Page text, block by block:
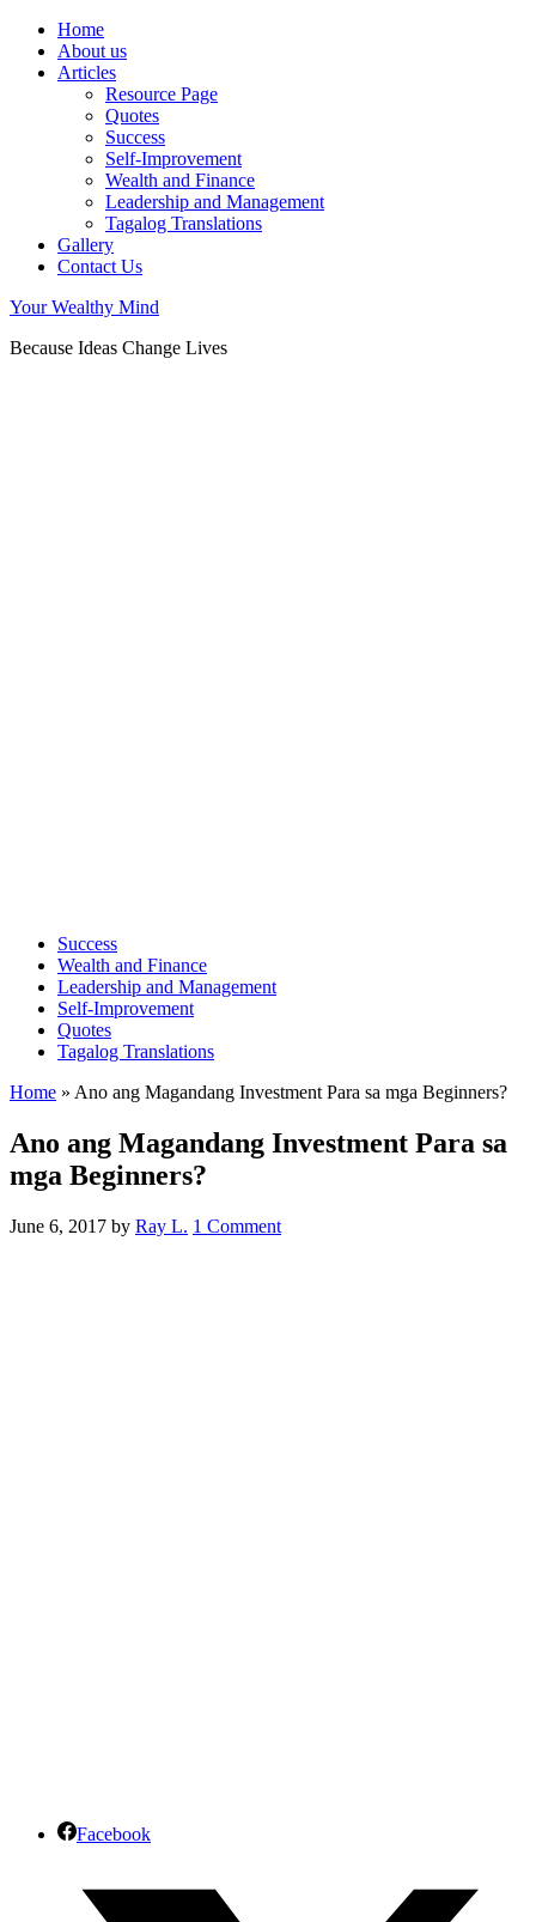
Home
About us
Articles
Resource Page
Quotes
Success
Self-Improvement
Wealth and Finance
Leadership and Management
Tagalog Translations
Gallery
Contact Us
Your Wealthy Mind
Because Ideas Change Lives
Success
Wealth and Finance
Leadership and Management
Self-Improvement
Quotes
Tagalog Translations
Home » Ano ang Magandang Investment Para sa mga Beginners?
Ano ang Magandang Investment Para sa
mga Beginners?
June 6, 2017 by Ray L. 1 Comment
Facebook